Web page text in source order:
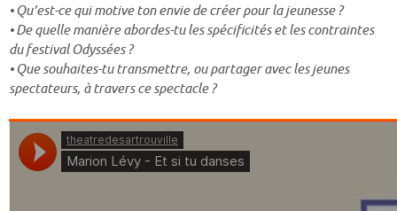
• Qu’est-ce qui motive ton envie de créer pour la jeunesse ?
• De quelle manière abordes-tu les spécificités et les contraintes
du festival Odyssées ?
• Que souhaites-tu transmettre, ou partager avec les jeunes
spectateurs, à travers ce spectacle ?